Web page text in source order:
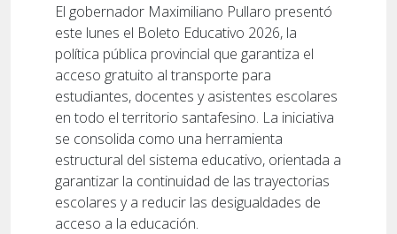
El gobernador Maximiliano Pullaro presentó
este lunes el Boleto Educativo 2026, la
política pública provincial que garantiza el
acceso gratuito al transporte para
estudiantes, docentes y asistentes escolares
en todo el territorio santafesino. La iniciativa
se consolida como una herramienta
estructural del sistema educativo, orientada a
garantizar la continuidad de las trayectorias
escolares y a reducir las desigualdades de
acceso a la educación.